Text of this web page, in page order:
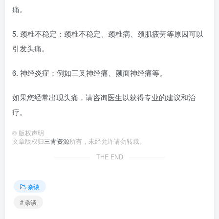
痛。
5. 颈椎不稳定：颈椎不稳定、颈椎病、颈肌疲劳等原因可以
引发头痛。
6. 神经炎症：例如三叉神经痛、颜面神经痛等。
如果您经常出现头痛，请咨询医生以获得专业的建议和治
疗。
© 版权声明
文章版权归三青资源所有，未经允许请勿转载。
THE END
杂谈
# 杂谈